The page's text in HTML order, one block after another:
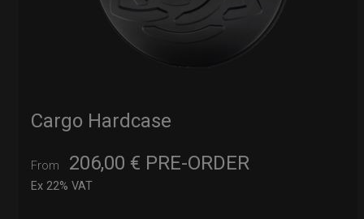
Cargo Hardcase
From 206,00 €
Ex 22% VAT
PRE-ORDER